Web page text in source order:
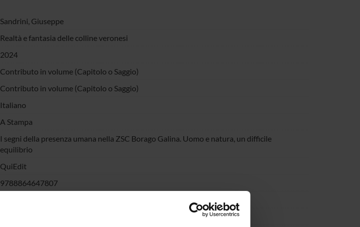
Sandrini, Giuseppe
Realtà e fantasia delle colline veronesi
2024
Contributo in volume (Capitolo o Saggio)
Contributo in volume (Capitolo o Saggio)
Italiano
A Stampa
I segni della presenza umana nella ZSC Borago Galina. Uomo e natura, un difficile
equilibrio
QuiEdit
9788864647807